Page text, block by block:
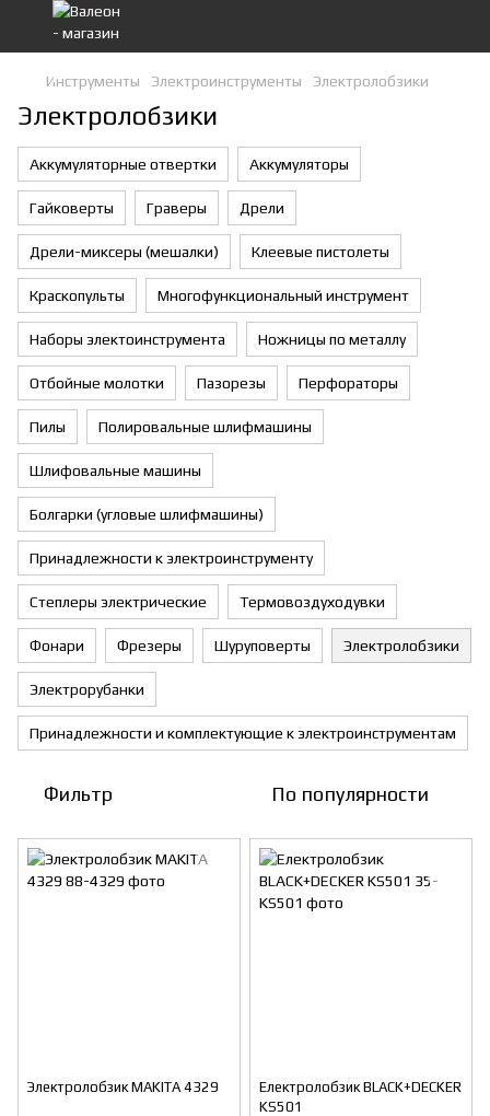
Инструменты Электроинструменты Электролобзики
Электролобзики
Аккумуляторные отвертки Аккумуляторы
Гайковерты Граверы Дрели
Дрели-миксеры (мешалки) Клеевые пистолеты
Краскопульты Многофункциональный инструмент
Наборы электоинструмента Ножницы по металлу
Отбойные молотки Пазорезы Перфораторы
Пилы Полировальные шлифмашины
Шлифовальные машины
Болгарки (угловые шлифмашины)
Принадлежности к электроинструменту
Степлеры электрические Термовоздуходувки
Фонари Фрезеры Шуруповерты Электролобзики
Электрорубанки
Принадлежности и комплектующие к электроинструментам
Фильтр По популярности
Электролобзик MAKITA 4329
Електролобзик BLACK+DECKER
KS501